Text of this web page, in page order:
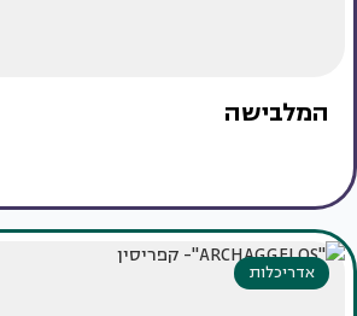
המלבישה
אדריכלות